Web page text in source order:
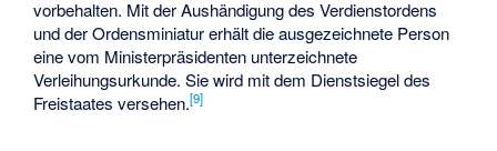
vorbehalten. Mit der Aushändigung des Verdienstordens
und der Ordensminiatur erhält die ausgezeichnete Person
eine vom Ministerpräsidenten unterzeichnete
Verleihungsurkunde. Sie wird mit dem Dienstsiegel des
Freistaates versehen.[9]